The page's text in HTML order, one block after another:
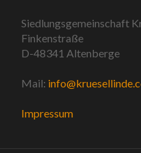
Siedlungsgemeinschaft
Finkenstraße
D-48341 Altenberge
Mail:
Impressum